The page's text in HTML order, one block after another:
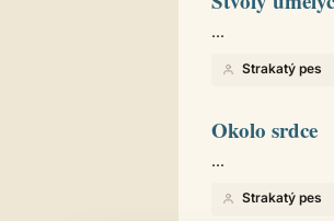
...
Strakatý pes
Okolo srdce
...
Strakatý pes